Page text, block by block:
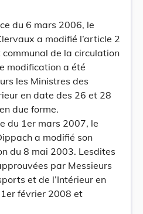
du 6 mars 2006, le
a modifié l’article 2
de la circulation
modification a été
les Ministres des
en date des 26 et 28
due forme.
du 1er mars 2007, le
a modifié son
du 8 mai 2003. Lesdites
par Messieurs
et de l’Intérieur en
février 2008 et